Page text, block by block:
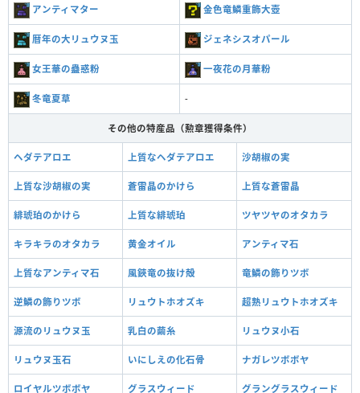
アンティマター 金色竜鱗重飾大壺
暦年の大リュウヌ玉 ジェネシスオパール
女王華の蠱惑粉 一夜花の月華粉
冬竜夏草 -
その他の特産品（勲章獲得条件）
ヘダテアロエ 上質なヘダテアロエ 沙胡椒の実
上質な沙胡椒の実 蒼雷晶のかけら 上質な蒼雷晶
緋琥珀のかけら 上質な緋琥珀 ツヤツヤのオタカラ
キラキラのオタカラ 黄金オイル アンティマ石
上質なアンティマ石 風鋏竜の抜け殻 竜鱗の飾りツボ
逆鱗の飾りツボ リュウトホオズキ 超熟リュウトホオズキ
源流のリュウヌ玉 乳白の繭糸 リュウヌ小石
リュウヌ玉石 いにしえの化石骨 ナガレツボボヤ
ロイヤルツボボヤ グラスウィード グラングラスウィード